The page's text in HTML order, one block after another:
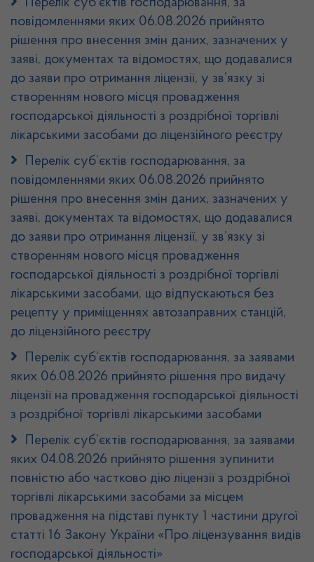
Перелік суб’єктів господарювання, за
повідомленнями яких 06.08.2026 прийнято
рішення про внесення змін даних, зазначених у
заяві, документах та відомостях, що додавалися
до заяви про отримання ліцензії, у зв’язку зі
створенням нового місця провадження
господарської діяльності з роздрібної торгівлі
лікарськими засобами до ліцензійного реєстру
Перелік суб’єктів господарювання, за
повідомленнями яких 06.08.2026 прийнято
рішення про внесення змін даних, зазначених у
заяві, документах та відомостях, що додавалися
до заяви про отримання ліцензії, у зв’язку зі
створенням нового місця провадження
господарської діяльності з роздрібної торгівлі
лікарськими засобами, що відпускаються без
рецепту у приміщеннях автозаправних станцій,
до ліцензійного реєстру
Перелік суб’єктів господарювання, за заявами
яких 06.08.2026 прийнято рішення про видачу
ліцензії на провадження господарської діяльності
з роздрібної торгівлі лікарськими засобами
Перелік суб’єктів господарювання, за заявами
яких 04.08.2026 прийнято рішення зупинити
повністю або частково дію ліцензії з роздрібної
торгівлі лікарськими засобами за місцем
провадження на підставі пункту 1 частини другої
статті 16 Закону України «Про ліцензування видів
господарської діяльності»